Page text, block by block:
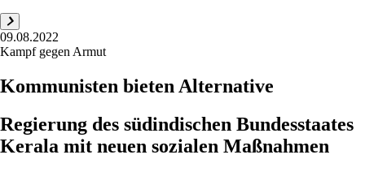
09.08.2022
Kampf gegen Armut
Kommunisten bieten Alternative
Regierung des südindischen Bundesstaates
Kerala mit neuen sozialen Maßnahmen